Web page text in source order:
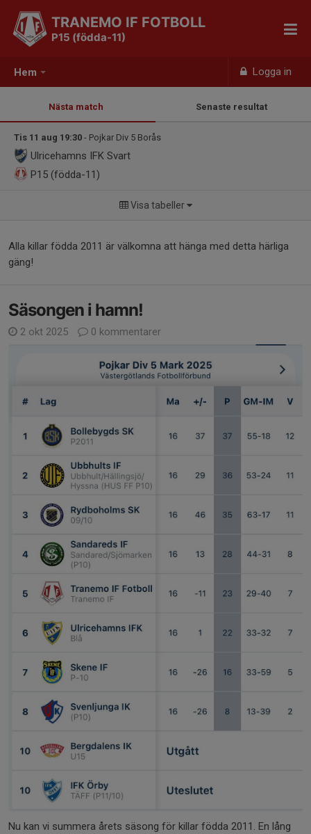
Hem Logga in
TRANEMO IF FOTBOLL
P15 (födda-11)
Nästa match Senaste resultat
Tis 11 aug 19:30 - Pojkar Div 5 Borås
Ulricehamns IFK Svart
P15 (födda-11)
Visa tabeller
Alla killar födda 2011 är välkomna att hänga med detta härliga
gäng!
Säsongen i hamn!
2 okt 2025 0 kommentarer
Nu kan vi summera årets säsong för killar födda 2011. En lång